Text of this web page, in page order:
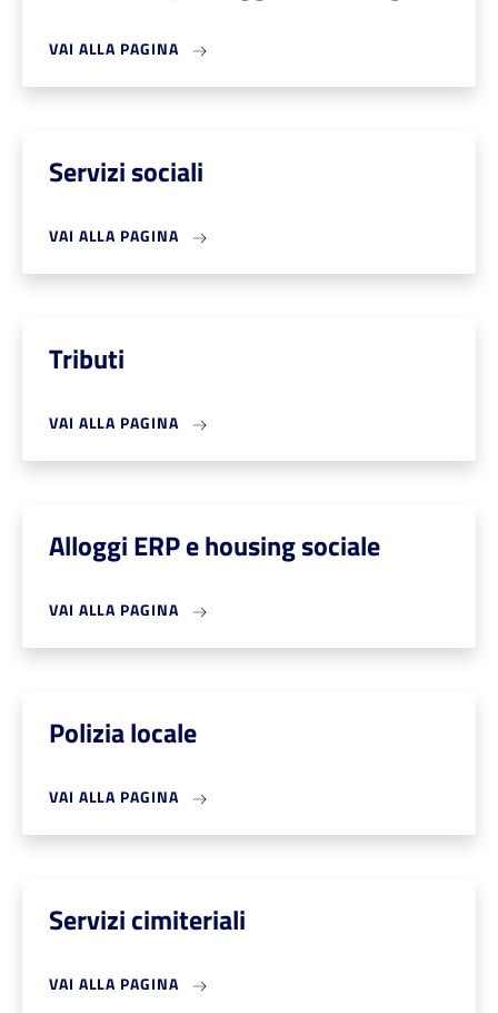
VAI ALLA PAGINA
Servizi sociali
VAI ALLA PAGINA
Tributi
VAI ALLA PAGINA
Alloggi ERP e housing sociale
VAI ALLA PAGINA
Polizia locale
VAI ALLA PAGINA
Servizi cimiteriali
VAI ALLA PAGINA